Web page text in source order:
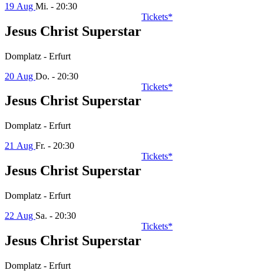
19 Aug Mi. - 20:30
Jesus Christ Superstar
Domplatz - Erfurt
Tickets*
20 Aug Do. - 20:30
Jesus Christ Superstar
Domplatz - Erfurt
Tickets*
21 Aug Fr. - 20:30
Jesus Christ Superstar
Domplatz - Erfurt
Tickets*
22 Aug Sa. - 20:30
Jesus Christ Superstar
Domplatz - Erfurt
Tickets*